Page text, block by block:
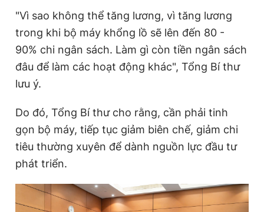
"Vì sao không thể tăng lương, vì tăng lương
trong khi bộ máy khổng lồ sẽ lên đến 80 -
90% chi ngân sách. Làm gì còn tiền ngân sách
đâu để làm các hoạt động khác", Tổng Bí thư
lưu ý.
Do đó, Tổng Bí thư cho rằng, cần phải tinh
gọn bộ máy, tiếp tục giảm biên chế, giảm chi
tiêu thường xuyên để dành nguồn lực đầu tư
phát triển.